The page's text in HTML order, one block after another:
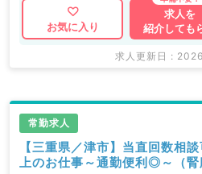
お気に入り
求人を
紹介しても
求人更新日 :
常勤求人
【三重県／津市】当直回数相
上のお仕事～通勤便利◎～（腎